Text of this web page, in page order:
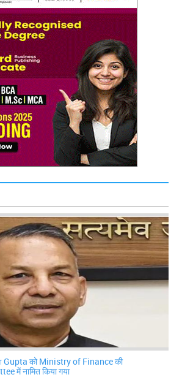
Gupta को Ministry of Finance की
में नामित किया गया